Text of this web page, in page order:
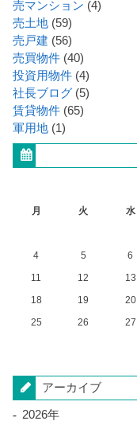
売マンション (4)
売土地 (59)
売戸建 (56)
売買物件 (40)
投資用物件 (4)
社長ブログ (5)
賃貸物件 (65)
軍用地 (1)
月
火 水
4
5 6
11
12 13
18
19 20
25
26 27
アーカイブ
2026年